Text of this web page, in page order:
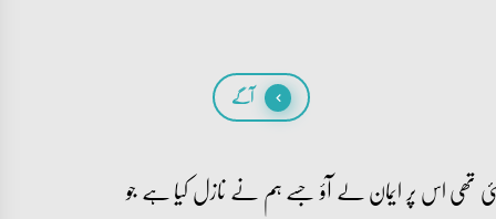
آگے
تھی اس پر ایمان لے آؤ جسے ہم نے نازل کیا ہے جو